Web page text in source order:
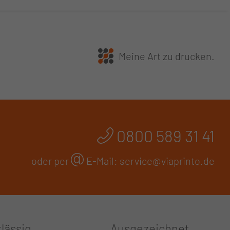
Meine Art zu drucken.
0800 589 31 41
oder per E-Mail: service@viaprinto.de